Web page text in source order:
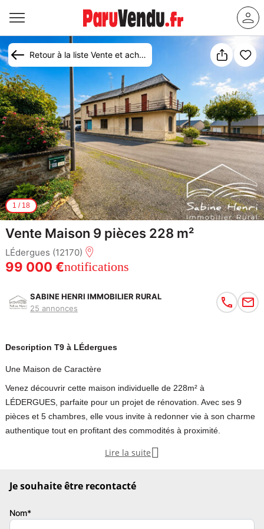
Retour à la liste Vente et achat maison Lédergues
1 / 18
Vente Maison 9 pièces 228 m²
LÉdergues (12170)
99 000 €notifications
SABINE HENRI IMMOBILIER RURAL
25 annonces
Description T9 à LÉdergues
Une Maison de Caractère
Venez découvrir cette maison individuelle de 228m² à
LÉDERGUES, parfaite pour un projet de rénovation. Avec ses 9
pièces et 5 chambres, elle vous invite à redonner vie à son charme
authentique tout en profitant des commodités à proximité.
page de son histoire, celle d'un projet de rénovation ambitieux ou
Lire la suite 
Je souhaite être recontacté
Nom*